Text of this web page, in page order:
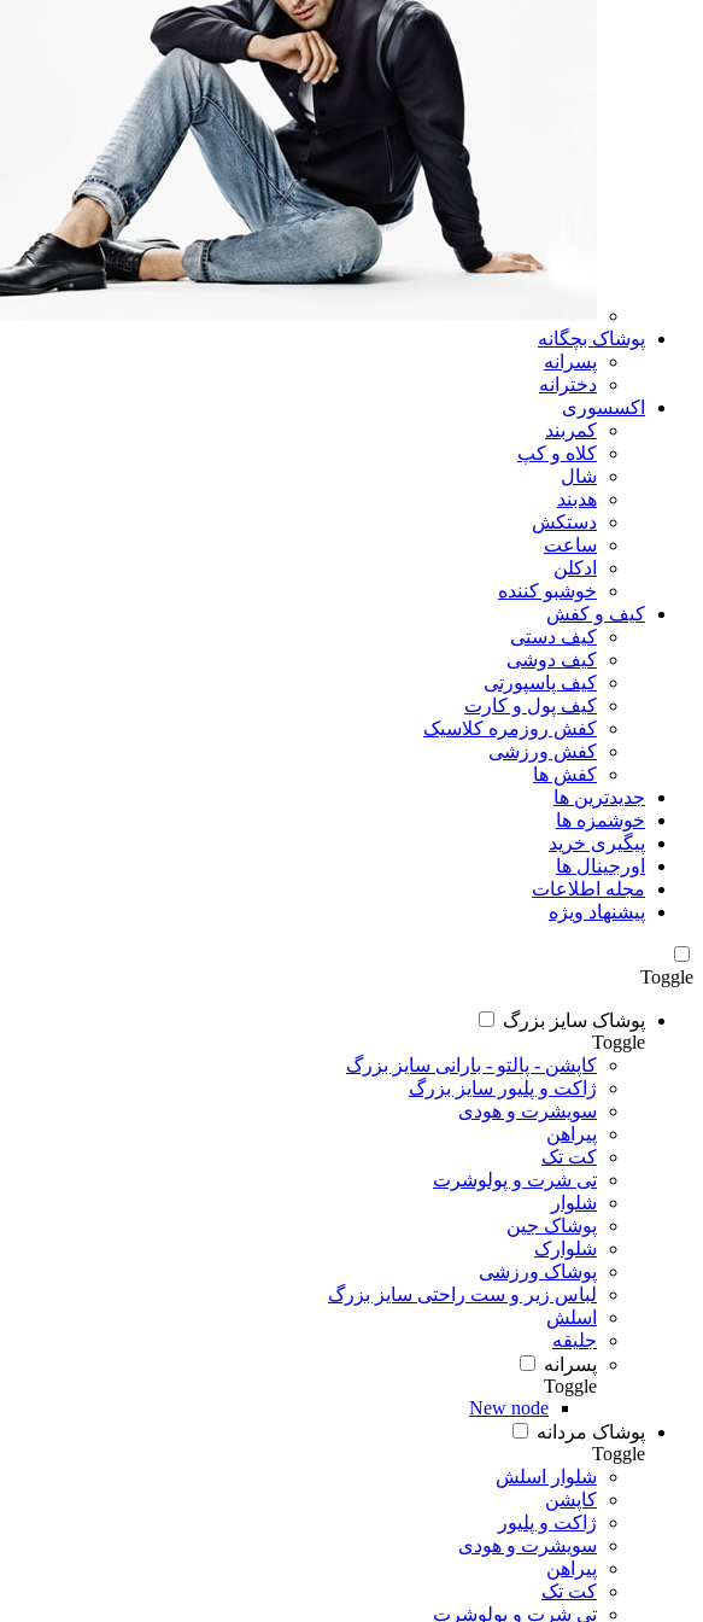
پوشاک بچگانه
پسرانه
دخترانه
اکسسوری
کمربند
کلاه و کپ
شال
هدبند
دستکش
ساعت
ادکلن
خوشبو کننده
کیف و کفش
کیف دستی
کیف دوشی
کیف پاسپورتی
کیف پول و کارت
کفش روزمره کلاسیک
کفش ورزشی
کفش ها
جدیدترین ها
خوشمزه ها
پیگیری خرید
اورجینال ها
مجله اطلاعات
پیشنهاد ویژه
Toggle
پوشاک سایز بزرگ
Toggle
کاپشن - پالتو - بارانی سایز بزرگ
ژاکت و پلیور سایز بزرگ
سویشرت و هودی
پیراهن
کت تک
تی شرت و پولوشرت
شلوار
پوشاک جین
شلوارک
پوشاک ورزشی
لباس زیر و ست راحتی سایز بزرگ
اسلش
جلیقه
پسرانه
Toggle
New node
پوشاک مردانه
Toggle
شلوار اسلش
کاپشن
ژاکت و پلیور
سویشرت و هودی
پیراهن
کت تک
تی شرت و پولوشرت